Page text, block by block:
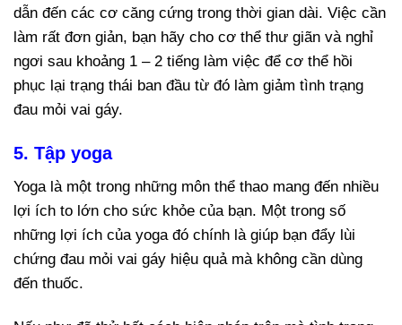
dẫn đến các cơ căng cứng trong thời gian dài. Việc cần
làm rất đơn giản, bạn hãy cho cơ thể thư giãn và nghỉ
ngơi sau khoảng 1 – 2 tiếng làm việc để cơ thể hồi
phục lại trạng thái ban đầu từ đó làm giảm tình trạng
đau mỏi vai gáy.
5. Tập yoga
Yoga là một trong những môn thể thao mang đến nhiều
lợi ích to lớn cho sức khỏe của bạn. Một trong số
những lợi ích của yoga đó chính là giúp bạn đẩy lùi
chứng đau mỏi vai gáy hiệu quả mà không cần dùng
đến thuốc.